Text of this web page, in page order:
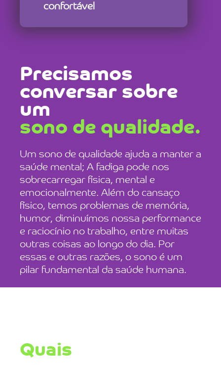
Precisamos
conversar sobre
um
sono de qualidade.
Um sono de qualidade ajuda a manter a
saúde mental; A fadiga pode nos
sobrecarregar física, mental e
emocionalmente. Além do cansaço
físico, temos problemas de memória,
humor, diminuímos nossa performance
e raciocínio no trabalho, entre muitas
outras coisas ao longo do dia. Por
essas e outras razões, o sono é um
pilar fundamental da saúde humana.
confortável
Quais